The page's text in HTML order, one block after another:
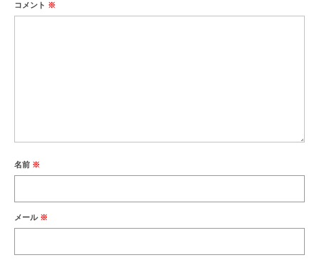
コメント ※
名前 ※
メール ※